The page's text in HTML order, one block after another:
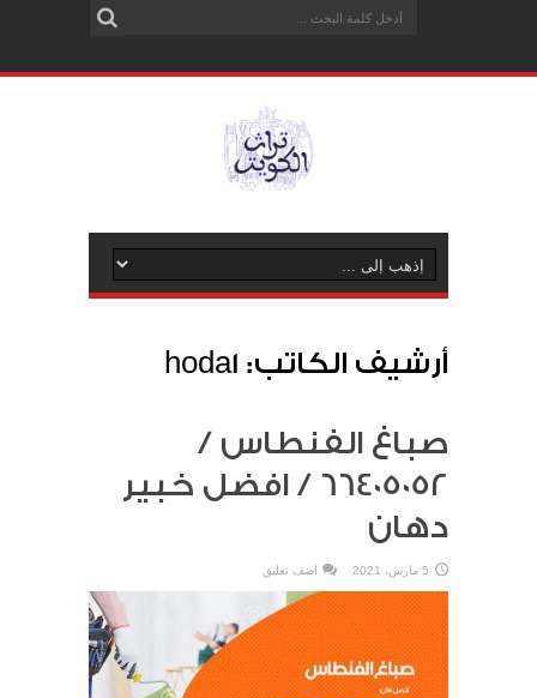
أرشيف الكاتب: hoda1
صباغ الفنطاس /
66405052 / افضل خبير
دهان
5 مارس، 2021 اضف تعليق